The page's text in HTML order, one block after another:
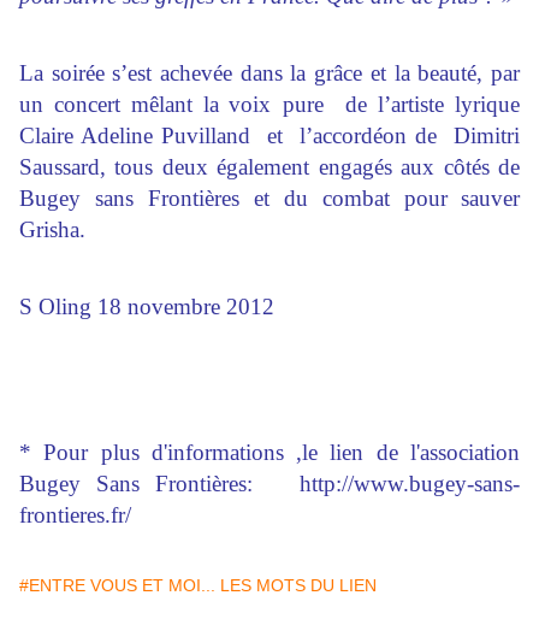
La soirée s’est achevée dans la grâce et la beauté, par
un concert mêlant la voix pure de l’artiste lyrique
Claire Adeline Puvilland et l’accordéon de Dimitri
Saussard, tous deux également engagés aux côtés de
Bugey sans Frontières et du combat pour sauver
Grisha.
S Oling 18 novembre 2012
* Pour plus d'informations ,le lien de l'association
Bugey Sans Frontières: http://www.bugey-sans-
frontieres.fr/
#ENTRE VOUS ET MOI... LES MOTS DU LIEN